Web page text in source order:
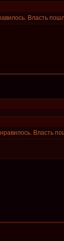
Власть
Власть